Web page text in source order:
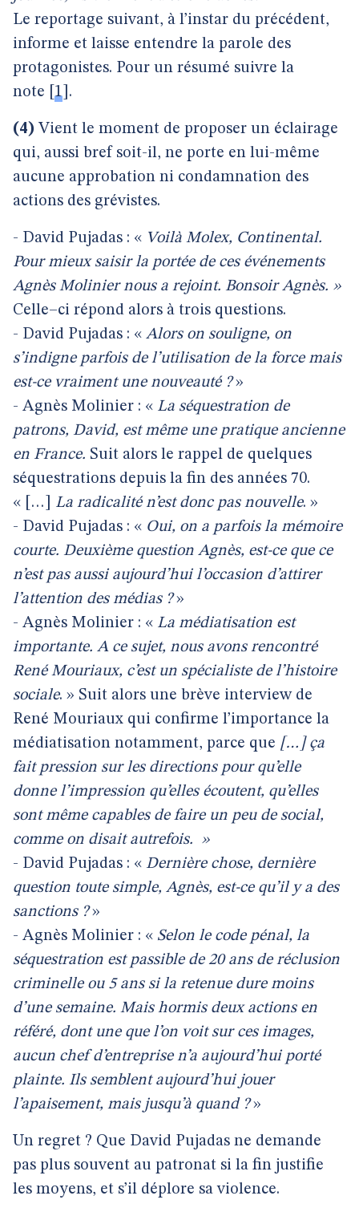
Le reportage suivant, à l’instar du précédent,
informe et laisse entendre la parole des
protagonistes. Pour un résumé suivre la
note
1 .
(4) Vient le moment de proposer un éclairage
qui, aussi bref soit-il, ne porte en lui-même
aucune approbation ni condamnation des
actions des grévistes.
- David Pujadas : « Voilà Molex, Continental.
Pour mieux saisir la portée de ces événements
Agnès Molinier nous a rejoint. Bonsoir Agnès. »
Celle–ci répond alors à trois questions.
- David Pujadas : « Alors on souligne, on
s’indigne parfois de l’utilisation de la force mais
est-ce vraiment une nouveauté ?»
- Agnès Molinier : « La séquestration de
patrons, David, est même une pratique ancienne
en France. Suit alors le rappel de quelques
séquestrations depuis la fin des années 70.
« […] La radicalité n’est donc pas nouvelle. »
- David Pujadas : « Oui, on a parfois la mémoire
courte. Deuxième question Agnès, est-ce que ce
n’est pas aussi aujourd’hui l’occasion d’attirer
l’attention des médias ?»
- Agnès Molinier : « La médiatisation est
importante. A ce sujet, nous avons rencontré
René Mouriaux, c’est un spécialiste de l’histoire
sociale. » Suit alors une brève interview de
René Mouriaux qui confirme l’importance la
médiatisation notamment, parce que […] ça
fait pression sur les directions pour qu’elle
donne l’impression qu’elles écoutent, qu’elles
sont même capables de faire un peu de social,
comme on disait autrefois. »
- David Pujadas : « Dernière chose, dernière
question toute simple, Agnès, est-ce qu’il y a des
sanctions ?»
- Agnès Molinier : « Selon le code pénal, la
séquestration est passible de 20 ans de réclusion
criminelle ou 5 ans si la retenue dure moins
d’une semaine. Mais hormis deux actions en
référé, dont une que l’on voit sur ces images,
aucun chef d’entreprise n’a aujourd’hui porté
plainte. Ils semblent aujourd’hui jouer
l’apaisement, mais jusqu’à quand ?»
Un regret ? Que David Pujadas ne demande
pas plus souvent au patronat si la fin justifie
les moyens, et s’il déplore sa violence.